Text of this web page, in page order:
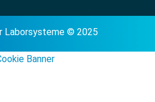
Laborsysteme © 2025
Banner